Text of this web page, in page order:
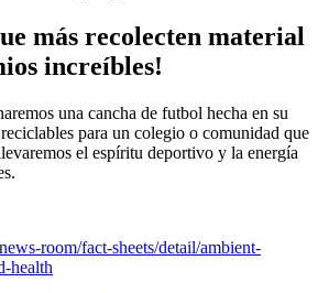
más recolecten material
increíbles!
una cancha de futbol hecha en su
para un colegio o comunidad que
el espíritu deportivo y la energía
room/fact-sheets/detail/ambient-
health